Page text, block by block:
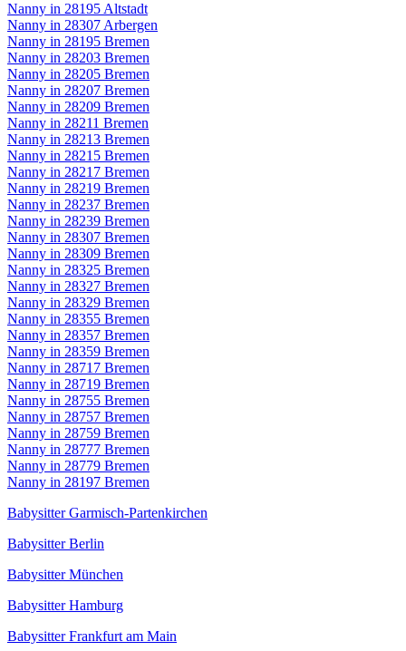
Nanny in 28195 Altstadt
Nanny in 28307 Arbergen
Nanny in 28195 Bremen
Nanny in 28203 Bremen
Nanny in 28205 Bremen
Nanny in 28207 Bremen
Nanny in 28209 Bremen
Nanny in 28211 Bremen
Nanny in 28213 Bremen
Nanny in 28215 Bremen
Nanny in 28217 Bremen
Nanny in 28219 Bremen
Nanny in 28237 Bremen
Nanny in 28239 Bremen
Nanny in 28307 Bremen
Nanny in 28309 Bremen
Nanny in 28325 Bremen
Nanny in 28327 Bremen
Nanny in 28329 Bremen
Nanny in 28355 Bremen
Nanny in 28357 Bremen
Nanny in 28359 Bremen
Nanny in 28717 Bremen
Nanny in 28719 Bremen
Nanny in 28755 Bremen
Nanny in 28757 Bremen
Nanny in 28759 Bremen
Nanny in 28777 Bremen
Nanny in 28779 Bremen
Nanny in 28197 Bremen
Babysitter Garmisch-Partenkirchen
Babysitter Berlin
Babysitter München
Babysitter Hamburg
Babysitter Frankfurt am Main